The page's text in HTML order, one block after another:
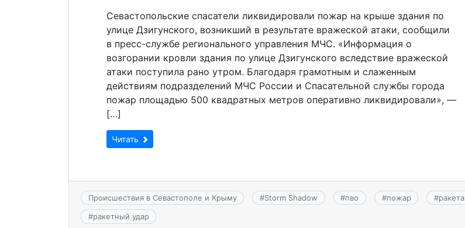
Севастопольские спасатели ликвидировали пожар на крыше здания по
улице Дзигунского, возникший в результате вражеской атаки, сообщили
в пресс-службе регионального управления МЧС. «Информация о
возгорании кровли здания по улице Дзигунского вследствие вражеской
атаки поступила рано утром. Благодаря грамотным и слаженным
действиям подразделений МЧС России и Спасательной службы города
пожар площадью 500 квадратных метров оперативно ликвидировали», —
[…]
Читать
Происшествия в Севастополе и Крыму #Storm Shadow #пво #пожар #ракета
#ракетный удар